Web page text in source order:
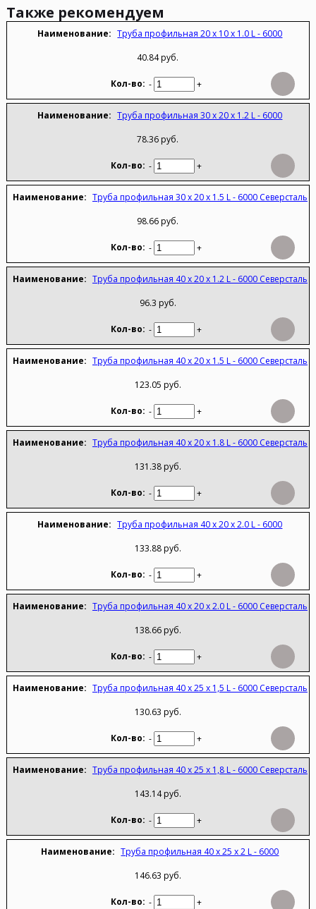
Также рекомендуем
Труба профильная 20 х 10 х 1.0 L - 6000
40.84 руб.
- +
Труба профильная 30 х 20 х 1.2 L - 6000
78.36 руб.
- +
Труба профильная 30 х 20 х 1.5 L - 6000 Северсталь
98.66 руб.
- +
Труба профильная 40 х 20 х 1.2 L - 6000 Северсталь
96.3 руб.
- +
Труба профильная 40 х 20 х 1.5 L - 6000 Северсталь
123.05 руб.
- +
Труба профильная 40 х 20 х 1.8 L - 6000 Северсталь
131.38 руб.
- +
Труба профильная 40 х 20 х 2.0 L - 6000
133.88 руб.
- +
Труба профильная 40 х 20 х 2.0 L - 6000 Северсталь
138.66 руб.
- +
Труба профильная 40 х 25 х 1,5 L - 6000 Северсталь
130.63 руб.
- +
Труба профильная 40 х 25 х 1,8 L - 6000 Северсталь
143.14 руб.
- +
Труба профильная 40 х 25 х 2 L - 6000
146.63 руб.
- +